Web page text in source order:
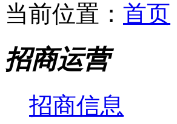
当前位置： 首页
招商运营
招商信息